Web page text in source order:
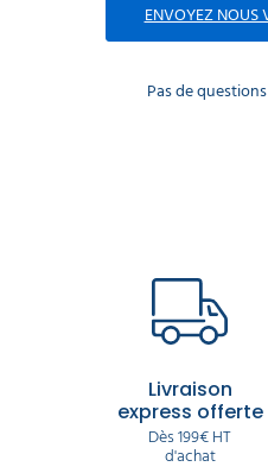
ENVOYEZ NOUS
Pas de
Livraison
express offerte
Dès 199€ HT
d'achat